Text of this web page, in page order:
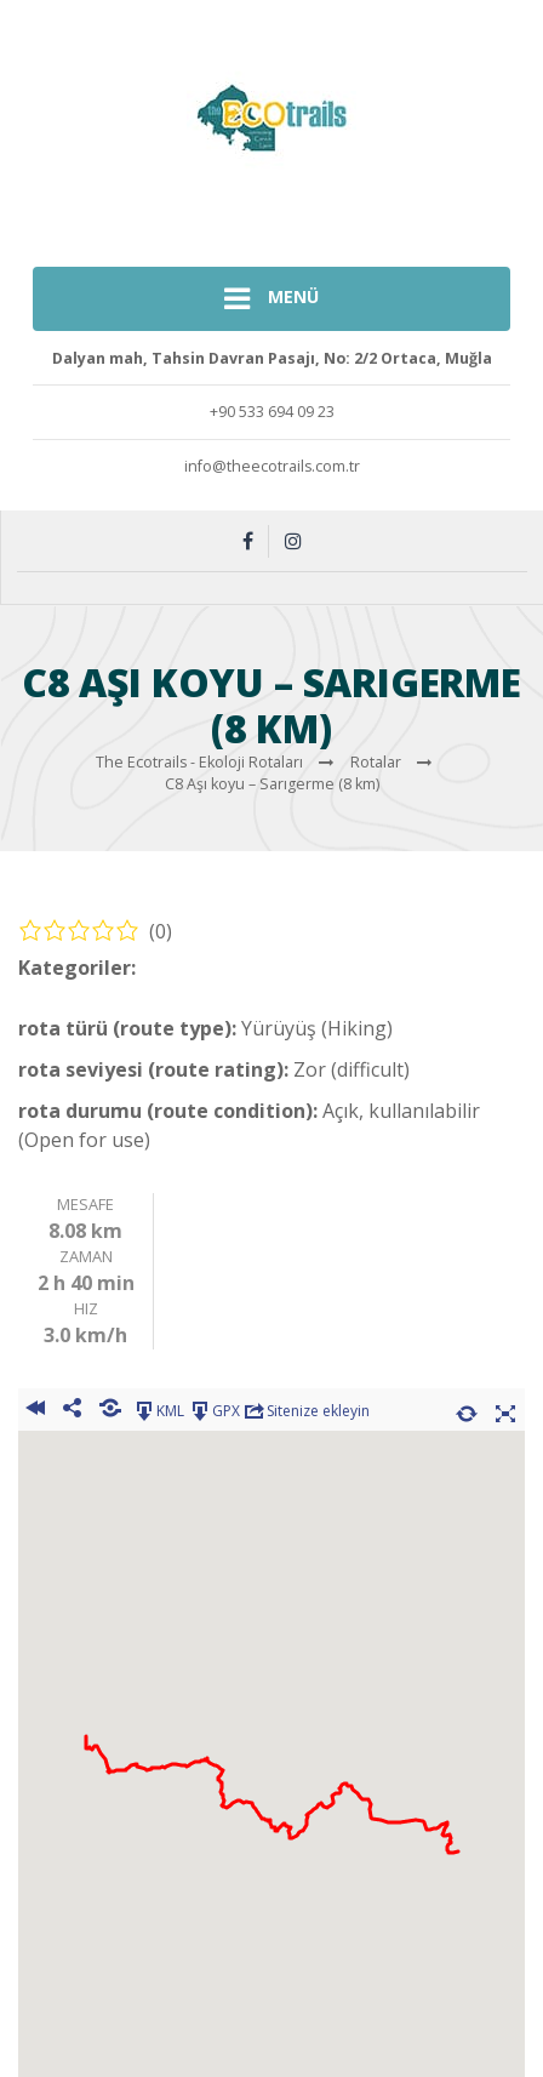
MENÜ
Dalyan mah, Tahsin Davran Pasajı, No: 2/2 Ortaca, Muğla
+90 533 694 09 23
info@theecotrails.com.tr
C8 AŞI KOYU – SARIGERME
(8 KM)
The Ecotrails - Ekoloji Rotaları
Rotalar
C8 Aşı koyu – Sarıgerme (8 km)
(0)
Kategoriler:
Yürüyüş – Sahil Rotası (Hiking – Coastal Route)
rota türü (route type):Yürüyüş (Hiking)
rota seviyesi (route rating): Zor (difficult)
rota durumu (route condition):Açık, kullanılabilir
(Open for use)
MESAFE
8.08 km
ZAMAN
2 h 40 min
HIZ
3.0 km/h
KML GPX Sitenize ekleyin